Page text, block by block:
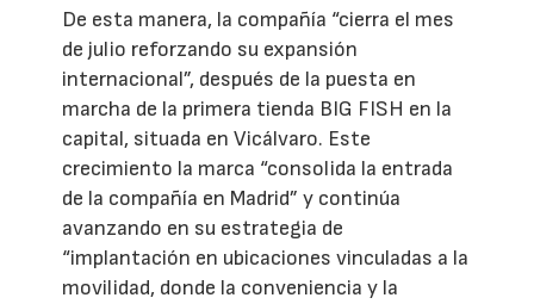
De esta manera, la compañía “cierra el mes
de julio reforzando su expansión
internacional”, después de la puesta en
marcha de la primera tienda BIG FISH en la
capital, situada en Vicálvaro. Este
crecimiento la marca “consolida la entrada
de la compañía en Madrid” y continúa
avanzando en su estrategia de
“implantación en ubicaciones vinculadas a la
movilidad, donde la conveniencia y la